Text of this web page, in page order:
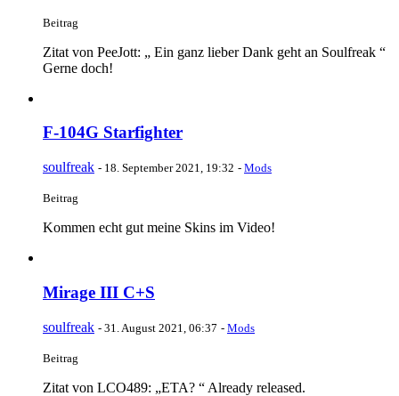
Beitrag
Zitat von PeeJott: „ Ein ganz lieber Dank geht an Soulfreak “
Gerne doch!
F-104G Starfighter
soulfreak - 18. September 2021, 19:32 - Mods
Beitrag
Kommen echt gut meine Skins im Video!
Mirage III C+S
soulfreak - 31. August 2021, 06:37 - Mods
Beitrag
Zitat von LCO489: „ETA? “ Already released.